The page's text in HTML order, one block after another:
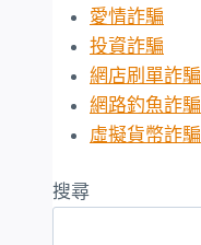
愛情詐騙
投資詐騙
網店刷單詐騙
網路釣魚詐騙
虛擬貨幣詐騙
搜尋